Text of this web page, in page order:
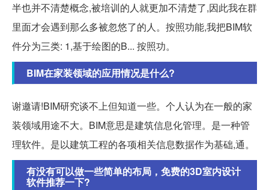
半也并不清楚概念,被培训的人就更加不清楚了,因此我在群
里面才会遇到那么多被忽悠了的人。按照功能,我把BIM软
件分为三类: 1,基于绘图的B... 按照功。
BIM在家装领域的应用情况是什么?
谢邀请!BIM研究谈不上但知道一些。个人认为在一般的家
装领域用途不大。BIM意思是建筑信息化管理。是一种管
理软件。是以建筑工程的各项相关信息数据作为基础,通。
有没有可以做一些简单的布局，免费的3D室内设计
软件推荐一下?